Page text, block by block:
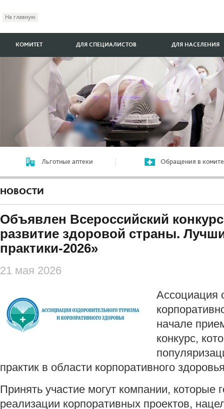
На главную
КОМИТЕТ ДЛЯ СПЕЦИАЛИСТОВ ДЛЯ НАСЕЛЕНИЯ
Льготные аптеки Обращения в
НОВОСТИ
Объявлен Всероссийский
развитие здоровой страны.
практики-2026»
21 мая 2026
Ассоциация
начале
конкурс,
практик в области корпоративного
Принять участие могут компании, которые
реализации корпоративных проектов,